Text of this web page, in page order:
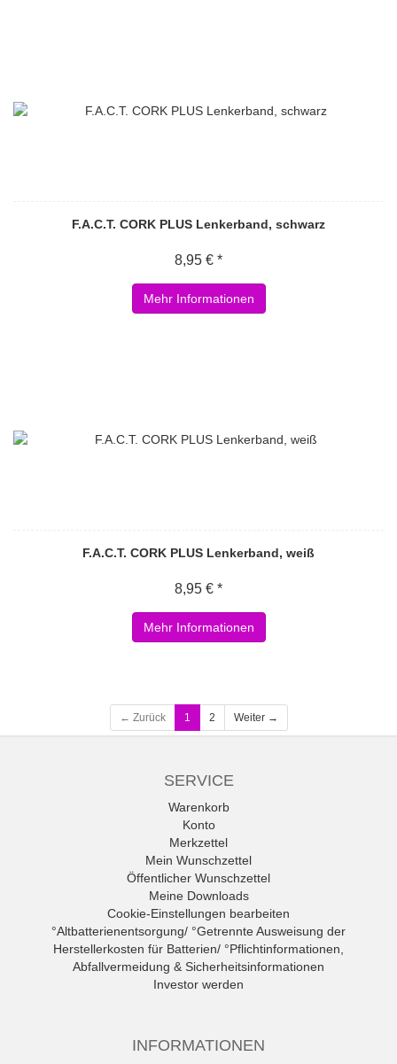
F.A.C.T. CORK PLUS Lenkerband, schwarz
8,95 € *
Mehr Informationen
F.A.C.T. CORK PLUS Lenkerband, weiß
8,95 € *
Mehr Informationen
← Zurück 1 2 Weiter →
SERVICE
Warenkorb
Konto
Merkzettel
Mein Wunschzettel
Öffentlicher Wunschzettel
Meine Downloads
Cookie-Einstellungen bearbeiten
°Altbatterienentsorgung/ °Getrennte Ausweisung der
Herstellerkosten für Batterien/ °Pflichtinformationen,
Abfallvermeidung & Sicherheitsinformationen
Investor werden
INFORMATIONEN